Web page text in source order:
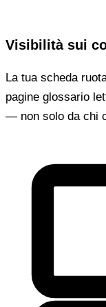
Visibilità sui
La tua scheda
pagine glossario
— non solo da chi